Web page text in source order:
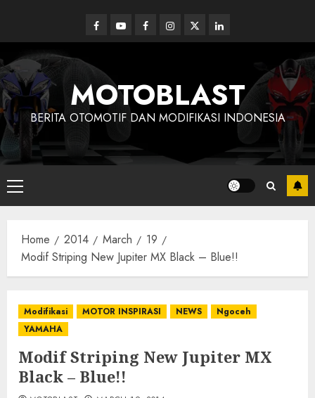
content
Facebook
YoutubeFacebookInstagram
Twitterlinkedin
MOTOBLAST
BERITA OTOMOTIF DAN MODIFIKASI INDONESIA
Primary
Menu
Home 2014 March
19
Modif Striping New Jupiter MX Black – Blue!!
Modifikasi MOTOR INSPIRASI NEWS
Ngoceh
YAMAHA
Modif Striping New Jupiter MX
Black – Blue!!